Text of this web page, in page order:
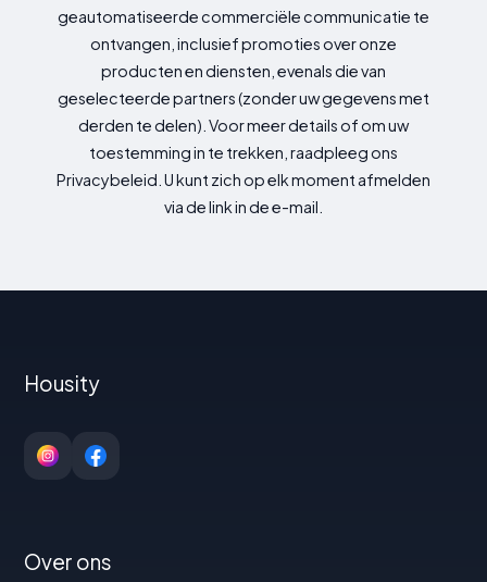
geautomatiseerde commerciële communicatie te
ontvangen, inclusief promoties over onze
producten en diensten, evenals die van
geselecteerde partners (zonder uw gegevens met
derden te delen). Voor meer details of om uw
toestemming in te trekken, raadpleeg ons
Privacybeleid. U kunt zich op elk moment afmelden
via de link in de e-mail.
Housity
Over ons